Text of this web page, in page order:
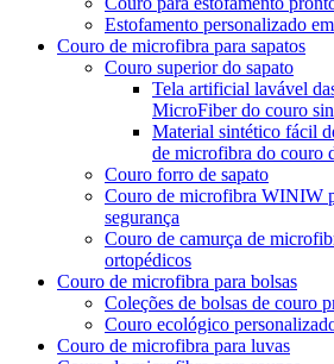
Estofamento personalizado
Couro de microfibra para sapatos
Couro superior do sapato
Tela artificial lavável
MicroFiber do couro
Material sintético fácil
de microfibra do couro
Couro forro de sapato
Couro de microfibra WINIW
segurança
Couro de camurça de
ortopédicos
Couro de microfibra para bolsas
Coleções de bolsas de couro
Couro ecológico
Couro de microfibra para luvas